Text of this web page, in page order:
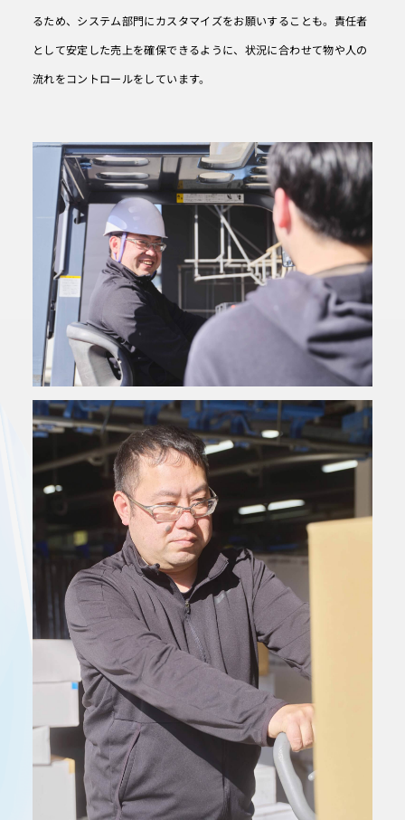
るため、システム部門にカスタマイズをお願いすることも。責任者
として安定した売上を確保できるように、状況に合わせて物や人の
流れをコントロールをしています。